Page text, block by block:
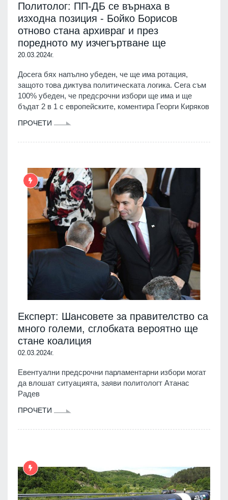
Политолог: ПП-ДБ се върнаха в
изходна позиция - Бойко Борисов
отново стана архивраг и през
поредното му изчегъртване ще
20.03.2024г.
Досега бях напълно убеден, че ще има ротация,
защото това диктува политическата логика. Сега съм
100% убеден, че предсрочни избори ще има и ще
бъдат 2 в 1 с европейските, коментира Георги Киряков
ПРОЧЕТИ
Експерт: Шансовете за правителство са
много големи, сглобката вероятно ще
стане коалиция
02.03.2024г.
Евентуални предсрочни парламентарни избори могат
да влошат ситуацията, заяви политологт Атанас
Радев
ПРОЧЕТИ